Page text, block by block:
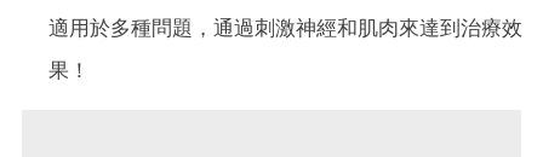
適用於多種問題，通過刺激神經和肌肉來達到治療效
果！